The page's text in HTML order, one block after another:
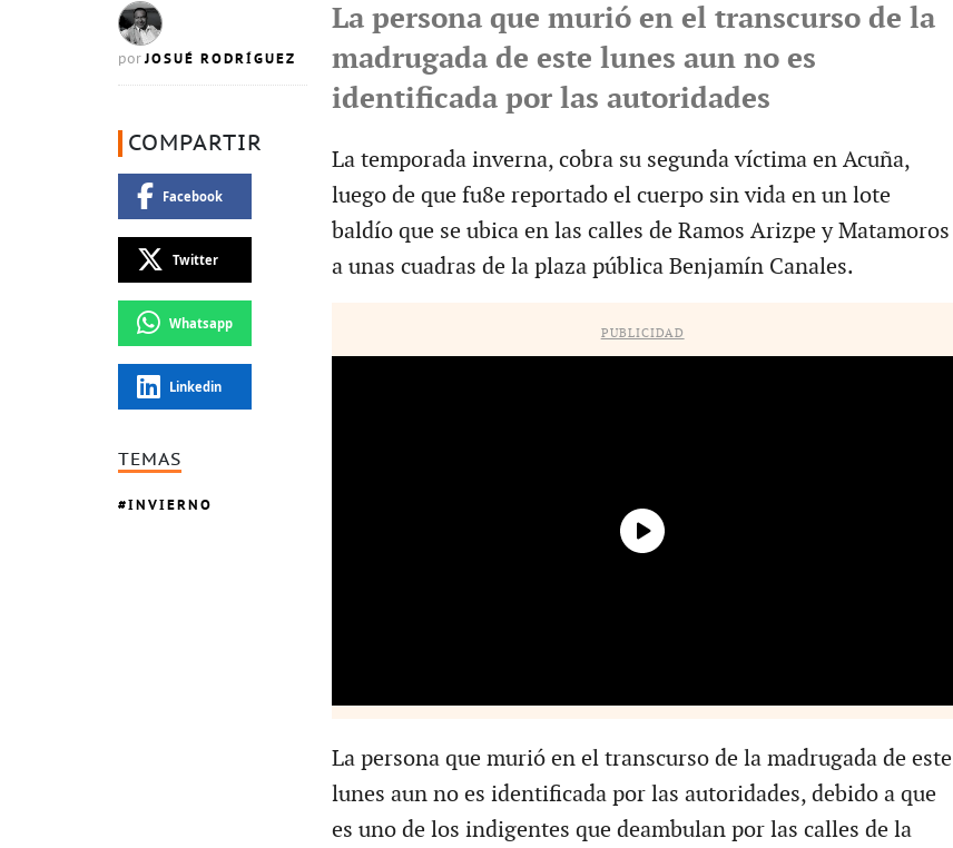
porJOSUÉ RODRÍGUEZ
COMPARTIR
Facebook
Twitter
Whatsapp
Linkedin
TEMAS
INVIERNO
La persona que murió en el transcurso de la
madrugada de este lunes aun no es
identificada por las autoridades
La temporada inverna, cobra su segunda víctima en Acuña,
luego de que fu8e reportado el cuerpo sin vida en un lote
baldío que se ubica en las calles de Ramos Arizpe y Matamoros
a unas cuadras de la plaza pública Benjamín Canales.
PUBLICIDAD
La persona que murió en el transcurso de la madrugada de este
lunes aun no es identificada por las autoridades, debido a que
es uno de los indigentes que deambulan por las calles de la